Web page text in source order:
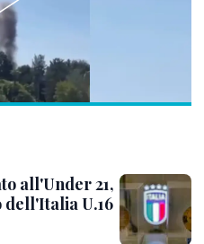
all'Under 21,
dell'Italia U.16